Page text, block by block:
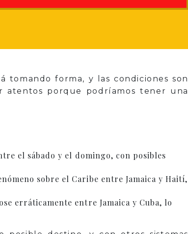
tomando forma, y las condiciones son
atentos porque podríamos tener una
el sábado y el domingo, con posibles
sobre el Caribe entre Jamaica y Haití,
erráticamente entre Jamaica y Cuba, lo